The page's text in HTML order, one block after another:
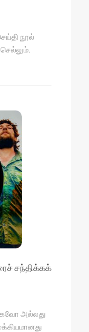
நூல்
சந்திக்கக்
அல்லது